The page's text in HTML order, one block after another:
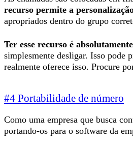
recurso permite a
apropriados dentro do grupo
Ter esse recurso é
simplesmente desligar. Isso pode
realmente oferece isso. Procure
#4 Portabilidade de número
Como uma empresa que busca
portando-os para o software da